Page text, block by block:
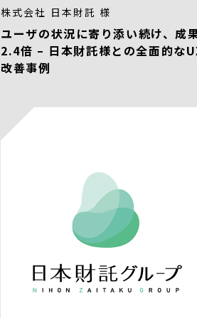
株式会社 日本財託 様
ユーザの状況に寄り添い続け、成
2.4倍 – 日本財託様との全面的な
改善事例